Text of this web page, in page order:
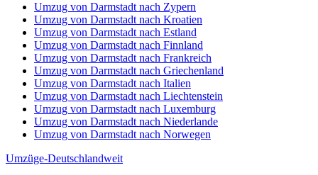
Umzug von Darmstadt nach Zypern
Umzug von Darmstadt nach Kroatien
Umzug von Darmstadt nach Estland
Umzug von Darmstadt nach Finnland
Umzug von Darmstadt nach Frankreich
Umzug von Darmstadt nach Griechenland
Umzug von Darmstadt nach Italien
Umzug von Darmstadt nach Liechtenstein
Umzug von Darmstadt nach Luxemburg
Umzug von Darmstadt nach Niederlande
Umzug von Darmstadt nach Norwegen
Umzüge-Deutschlandweit